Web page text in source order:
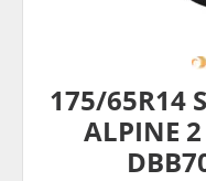
175/65R14
ALPINE